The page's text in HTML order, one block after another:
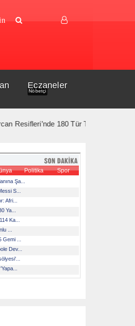
Eczaneler
Nöbetçi
180 Tür Tespit Edildi ***